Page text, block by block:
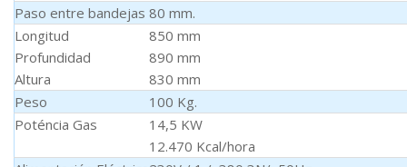
Paso entre bandejas 80 mm.
Longitud
Profundidad
Altura
850 mm
890 mm
830 mm
Peso
100 Kg.
Poténcia Gas
14,5 KW
12.470 Kcal/hora